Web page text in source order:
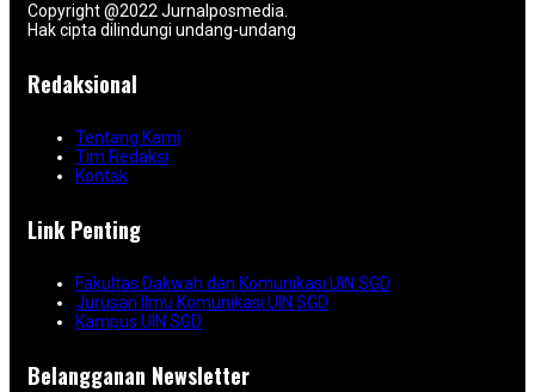
Copyright @2022 Jurnalposmedia.
Hak cipta dilindungi undang-undang
Redaksional
Tentang Kami
Tim Redaksi
Kontak
Link Penting
Fakultas Dakwah dan Komunikasi UIN SGD
Jurusan Ilmu Komunikasi UIN SGD
Kampus UIN SGD
Belangganan Newsletter